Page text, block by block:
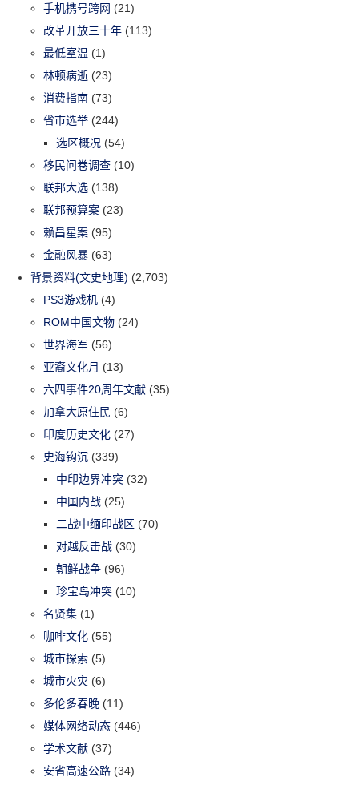
手机携号跨网 (21)
改革开放三十年 (113)
最低室温 (1)
林顿病逝 (23)
消费指南 (73)
省市选举 (244)
选区概况 (54)
移民问卷调查 (10)
联邦大选 (138)
联邦预算案 (23)
赖昌星案 (95)
金融风暴 (63)
背景资料(文史地理) (2,703)
PS3游戏机 (4)
ROM中国文物 (24)
世界海军 (56)
亚裔文化月 (13)
六四事件20周年文献 (35)
加拿大原住民 (6)
印度历史文化 (27)
史海钩沉 (339)
中印边界冲突 (32)
中国内战 (25)
二战中缅印战区 (70)
对越反击战 (30)
朝鲜战争 (96)
珍宝岛冲突 (10)
名贤集 (1)
咖啡文化 (55)
城市探索 (5)
城市火灾 (6)
多伦多春晚 (11)
媒体网络动态 (446)
学术文献 (37)
安省高速公路 (34)